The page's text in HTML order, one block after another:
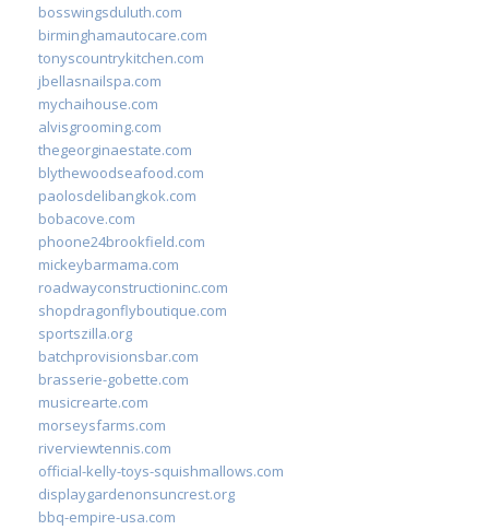
bosswingsduluth.com
birminghamautocare.com
tonyscountrykitchen.com
jbellasnailspa.com
mychaihouse.com
alvisgrooming.com
thegeorginaestate.com
blythewoodseafood.com
paolosdelibangkok.com
bobacove.com
phoone24brookfield.com
mickeybarmama.com
roadwayconstructioninc.com
shopdragonflyboutique.com
sportszilla.org
batchprovisionsbar.com
brasserie-gobette.com
musicrearte.com
morseysfarms.com
riverviewtennis.com
official-kelly-toys-squishmallows.com
displaygardenonsuncrest.org
bbq-empire-usa.com